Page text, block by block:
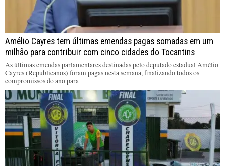
Amélio Cayres tem últimas emendas pagas somadas em um
milhão para contribuir com cinco cidades do Tocantins
As últimas emendas parlamentares destinadas pelo deputado estadual Amélio
Cayres (Republicanos) foram pagas nesta semana, finalizando todos os
compromissos do ano para